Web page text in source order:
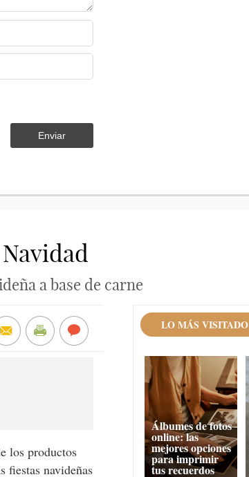
Enviar
a base de carne
los productos
fiestas navideñas
LO MÁS VISITADO
Álbumes de fotos
online: las
mejores opciones
para imprimir
tus recuerdos